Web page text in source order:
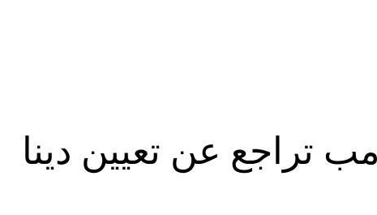
تراجع عن تعيين دينا